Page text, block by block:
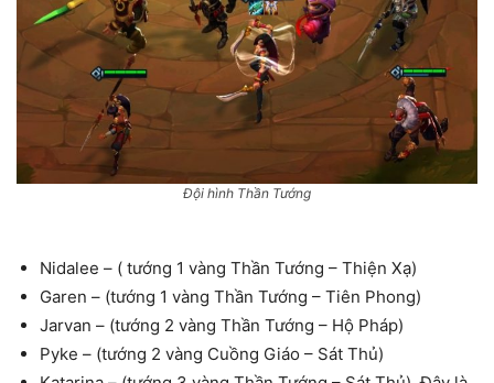
Đội hình Thần Tướng
Nidalee – ( tướng 1 vàng Thần Tướng – Thiện Xạ)
Garen – (tướng 1 vàng Thần Tướng – Tiên Phong)
Jarvan – (tướng 2 vàng Thần Tướng – Hộ Pháp)
Pyke – (tướng 2 vàng Cuồng Giáo – Sát Thủ)